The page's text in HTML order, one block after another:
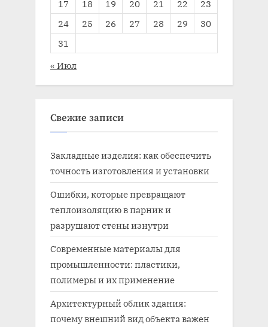
17
18 19 20 21 22
23
24
25 26 27 28 29
30
31
« Июл
Свежие записи
Закладные изделия: как обеспечить
точность изготовления и установки
Ошибки, которые превращают
теплоизоляцию в парник и
разрушают стены изнутри
Современные материалы для
промышленности: пластики,
полимеры и их применение
Архитектурный облик здания:
почему внешний вид объекта важен